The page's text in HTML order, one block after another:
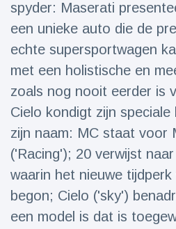
Reizen & Avontuur
Laatste nieuws
Draakachtig
zeedier
aangespoeld
17 July
44 Bekeken
op
beelden:
acrobaat toont
spectaculaire
17 July
spyder: Maserati
een unieke auto die de
echte supersportwagen
met een holistische en
zoals nog nooit eerder is
Cielo kondigt zijn speciale
zijn naam: MC staat voor
('Racing'); 20 verwijst
waarin het nieuwe
begon; Cielo ('sky')
een model is dat is